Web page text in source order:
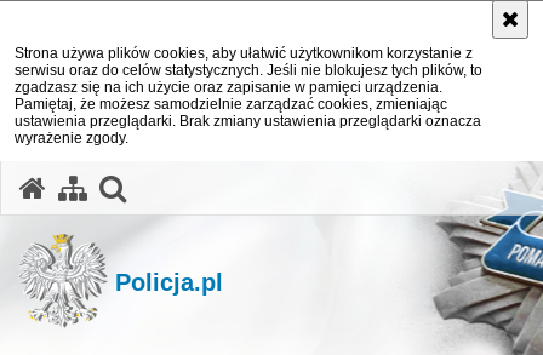
Strona używa plików cookies, aby ułatwić użytkownikom korzystanie z
serwisu oraz do celów statystycznych. Jeśli nie blokujesz tych plików, to
zgadzasz się na ich użycie oraz zapisanie w pamięci urządzenia.
Pamiętaj, że możesz samodzielnie zarządzać cookies, zmieniając
ustawienia przeglądarki. Brak zmiany ustawienia przeglądarki oznacza
wyrażenie zgody.
Policja.pl